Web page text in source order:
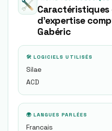
d'expertise
Gabéric
🛠 LOGICIELS UTILISÉS
Silae
ACD
🌍 LANGUES PARLÉES
Francais